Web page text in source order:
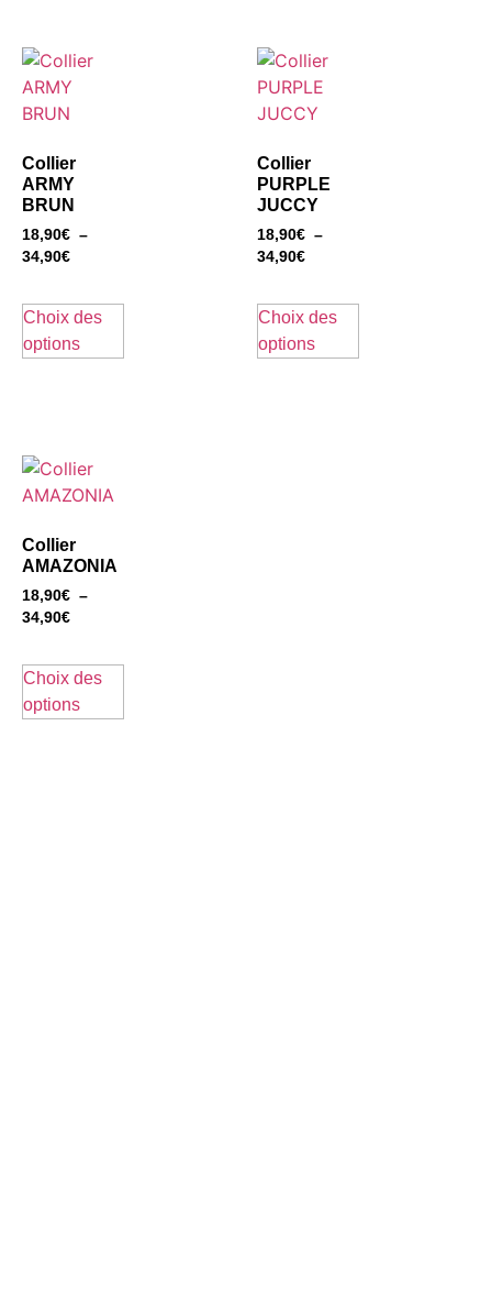
Collier
ARMY
BRUN
18,90€ –
34,90€
Choix des
options
Collier
PURPLE
JUCCY
18,90€ –
34,90€
Choix des
options
Collier
AMAZONIA
18,90€ –
34,90€
Choix des
options